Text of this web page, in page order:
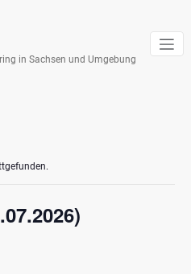
in Sachsen und Umgebung